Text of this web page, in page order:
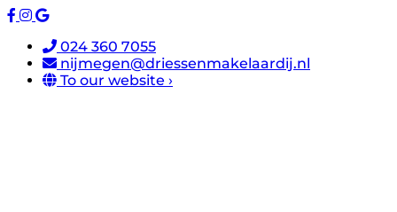
024 360 7055
nijmegen@driessenmakelaardij.nl
To our website ›